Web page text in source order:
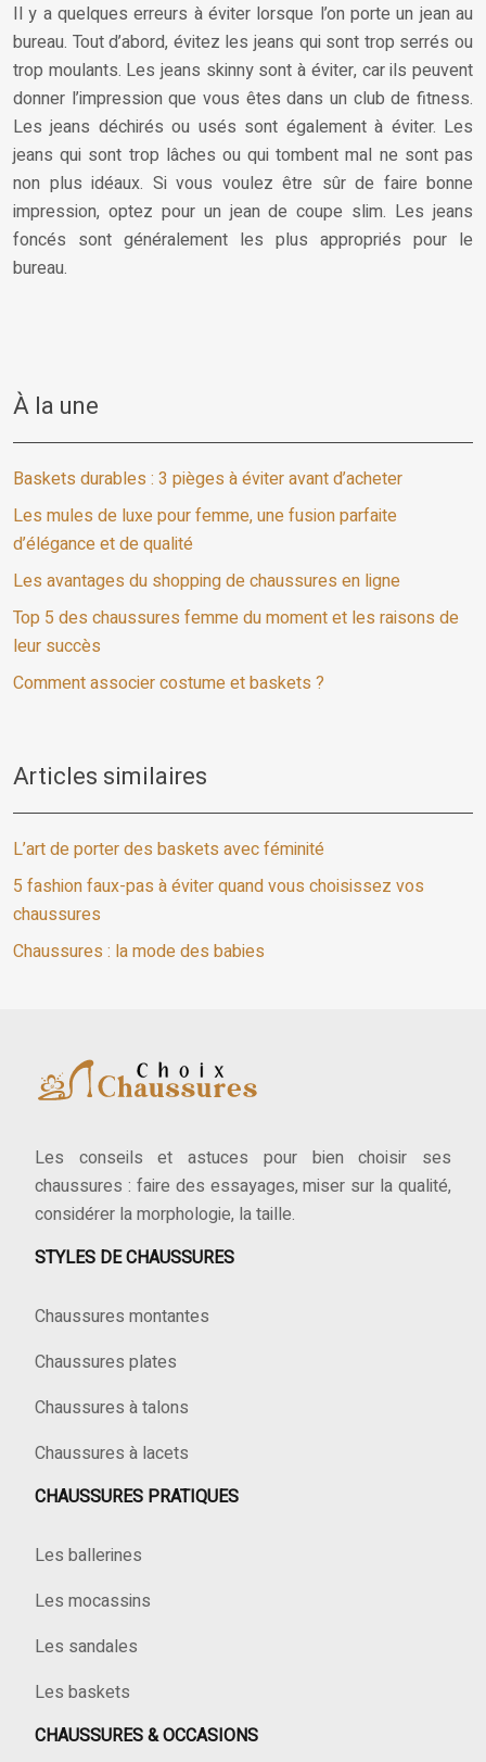
Il y a quelques erreurs à éviter lorsque l’on porte un jean au
bureau. Tout d’abord, évitez les jeans qui sont trop serrés ou
trop moulants. Les jeans skinny sont à éviter, car ils peuvent
donner l’impression que vous êtes dans un club de fitness.
Les jeans déchirés ou usés sont également à éviter. Les
jeans qui sont trop lâches ou qui tombent mal ne sont pas
non plus idéaux. Si vous voulez être sûr de faire bonne
impression, optez pour un jean de coupe slim. Les jeans
foncés sont généralement les plus appropriés pour le
bureau.
À la une
Baskets durables : 3 pièges à éviter avant d’acheter
Les mules de luxe pour femme, une fusion parfaite
d’élégance et de qualité
Les avantages du shopping de chaussures en ligne
Top 5 des chaussures femme du moment et les raisons de
leur succès
Comment associer costume et baskets ?
Articles similaires
L’art de porter des baskets avec féminité
5 fashion faux-pas à éviter quand vous choisissez vos
chaussures
Chaussures : la mode des babies
Les conseils et astuces pour bien choisir ses
chaussures : faire des essayages, miser sur la qualité,
considérer la morphologie, la taille.
STYLES DE CHAUSSURES
Chaussures montantes
Chaussures plates
Chaussures à talons
Chaussures à lacets
CHAUSSURES PRATIQUES
Les ballerines
Les mocassins
Les sandales
Les baskets
CHAUSSURES & OCCASIONS